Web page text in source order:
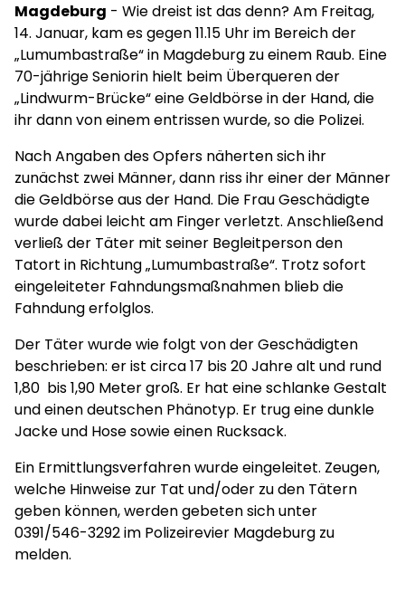
Magdeburg - Wie dreist ist das denn? Am Freitag,
14. Januar, kam es gegen 11.15 Uhr im Bereich der
„Lumumbastraße“ in Magdeburg zu einem Raub. Eine
70-jährige Seniorin hielt beim Überqueren der
„Lindwurm-Brücke“ eine Geldbörse in der Hand, die
ihr dann von einem entrissen wurde, so die Polizei.
Nach Angaben des Opfers näherten sich ihr
zunächst zwei Männer, dann riss ihr einer der Männer
die Geldbörse aus der Hand. Die Frau Geschädigte
wurde dabei leicht am Finger verletzt. Anschließend
verließ der Täter mit seiner Begleitperson den
Tatort in Richtung „Lumumbastraße“. Trotz sofort
eingeleiteter Fahndungsmaßnahmen blieb die
Fahndung erfolglos.
Der Täter wurde wie folgt von der Geschädigten
beschrieben: er ist circa 17 bis 20 Jahre alt und rund
1,80 bis 1,90 Meter groß. Er hat eine schlanke Gestalt
und einen deutschen Phänotyp. Er trug eine dunkle
Jacke und Hose sowie einen Rucksack.
Ein Ermittlungsverfahren wurde eingeleitet. Zeugen,
welche Hinweise zur Tat und/oder zu den Tätern
geben können, werden gebeten sich unter
0391/546-3292 im Polizeirevier Magdeburg zu
melden.